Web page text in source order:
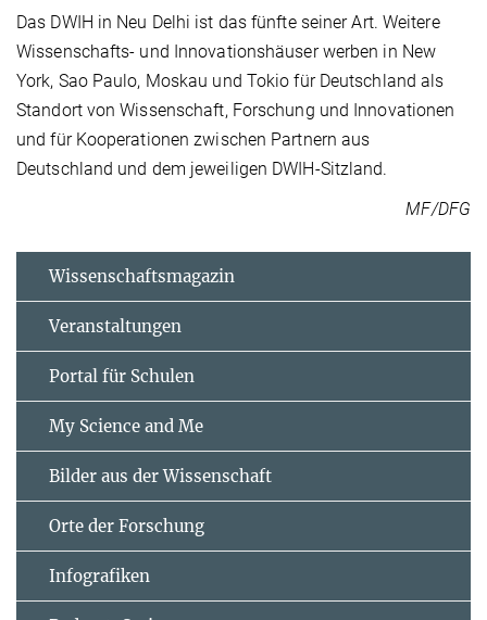
Das DWIH in Neu Delhi ist das fünfte seiner Art. Weitere
Wissenschafts- und Innovationshäuser werben in New
York, Sao Paulo, Moskau und Tokio für Deutschland als
Standort von Wissenschaft, Forschung und Innovationen
und für Kooperationen zwischen Partnern aus
Deutschland und dem jeweiligen DWIH-Sitzland.
MF/DFG
Wissenschaftsmagazin
Veranstaltungen
Portal für Schulen
My Science and Me
Bilder aus der Wissenschaft
Orte der Forschung
Infografiken